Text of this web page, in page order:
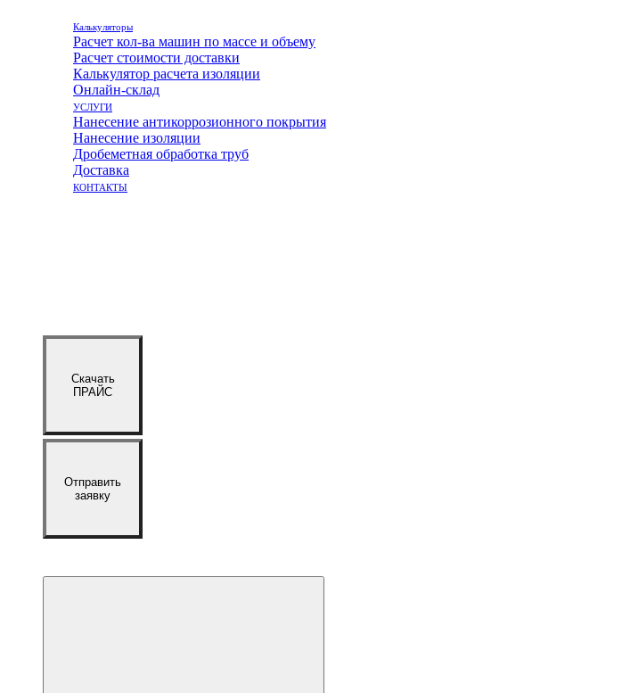
Калькуляторы
Расчет кол-ва машин по массе и объему
Расчет стоимости доставки
Калькулятор расчета изоляции
Онлайн-склад
УСЛУГИ
Нанесение антикоррозионного покрытия
Нанесение изоляции
Дробеметная обработка труб
Доставка
КОНТАКТЫ
Скачать
ПРАЙС
Отправить
заявку